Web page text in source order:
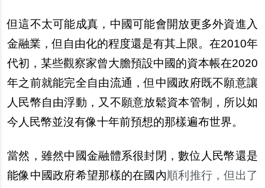
但這不太可能成真，中國可能會開放更多外資進入
金融業，但自由化的程度還是有其上限。在2010年
代初，某些觀察家曾大膽預設中國的資本帳在2020
年之前就能完全自由流通，但中國政府既不願意讓
人民幣自由浮動，又不願意放鬆資本管制，所以如
今人民幣並沒有像十年前預想的那樣遍布世界。
當然，雖然中國金融體系很封閉，數位人民幣還是
能像中國政府希望那樣的在國內順利推行，但出了